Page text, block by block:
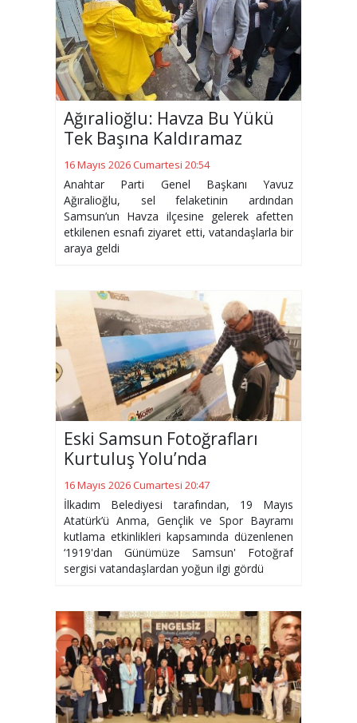
Ağıralioğlu: Havza Bu Yükü
Tek Başına Kaldıramaz
16 Mayıs 2026 Cumartesi 20:54
Anahtar Parti Genel Başkanı Yavuz
Ağıralioğlu, sel felaketinin ardından
Samsun’un Havza ilçesine gelerek afetten
etkilenen esnafı ziyaret etti, vatandaşlarla bir
araya geldi
Eski Samsun Fotoğrafları
Kurtuluş Yolu’nda
16 Mayıs 2026 Cumartesi 20:47
İlkadım Belediyesi tarafından, 19 Mayıs
Atatürk’ü Anma, Gençlik ve Spor Bayramı
kutlama etkinlikleri kapsamında düzenlenen
‘1919'dan Günümüze Samsun' Fotoğraf
sergisi vatandaşlardan yoğun ilgi gördü